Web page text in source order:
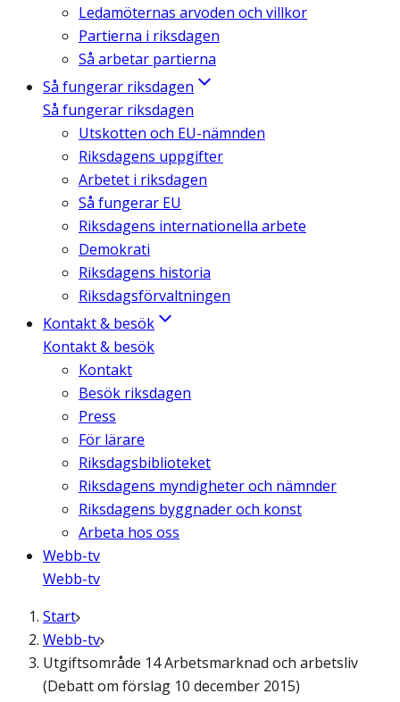
Ledamöternas arvoden och villkor
Partierna i riksdagen
Så arbetar partierna
Så fungerar riksdagen
Så fungerar riksdagen
Utskotten och EU-nämnden
Riksdagens uppgifter
Arbetet i riksdagen
Så fungerar EU
Riksdagens internationella arbete
Demokrati
Riksdagens historia
Riksdagsförvaltningen
Kontakt & besök
Kontakt & besök
Kontakt
Besök riksdagen
Press
För lärare
Riksdagsbiblioteket
Riksdagens myndigheter och nämnder
Riksdagens byggnader och konst
Arbeta hos oss
Webb-tv
Webb-tv
Start
Webb-tv
Utgiftsområde 14 Arbetsmarknad och arbetsliv
(Debatt om förslag 10 december 2015)